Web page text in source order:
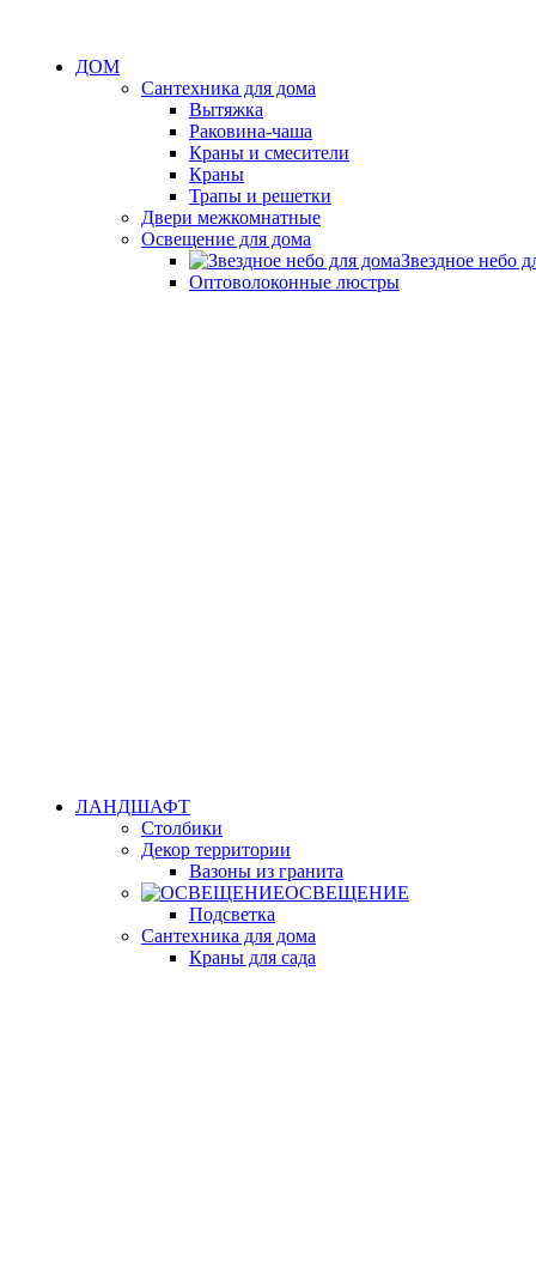
ДОМ
Сантехника для дома
Вытяжка
Раковина-чаша
Краны и смесители
Краны
Трапы и решетки
Двери межкомнатные
Освещение для дома
Звездное небо
Оптоволоконные люстры
ЛАНДШАФТ
Столбики
Декор территории
Вазоны из гранита
ОСВЕЩЕНИЕ
Подсветка
Сантехника для дома
Краны для сада